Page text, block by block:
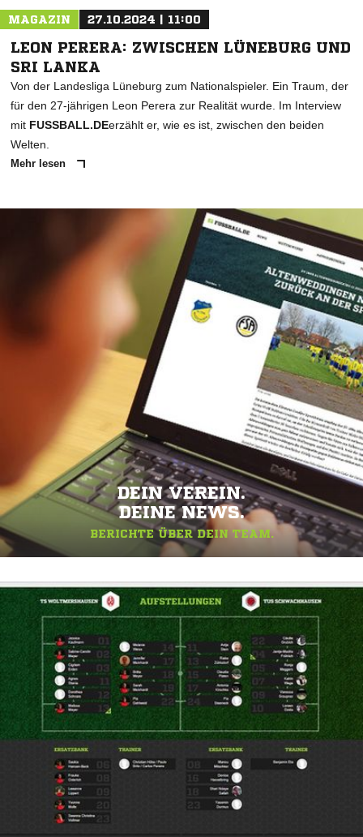
MAGAZIN 27.10.2024 | 11:00
LEON PERERA: ZWISCHEN LÜNEBURG UND
SRI LANKA
Von der Landesliga Lüneburg zum Nationalspieler. Ein Traum, der
für den 27-jährigen Leon Perera zur Realität wurde. Im Interview
mit FUSSBALL.DEerzählt er, wie es ist, zwischen den beiden
Welten.
Mehr lesen
DEIN VEREIN.
DEINE NEWS.
BERICHTE ÜBER DEIN TEAM.